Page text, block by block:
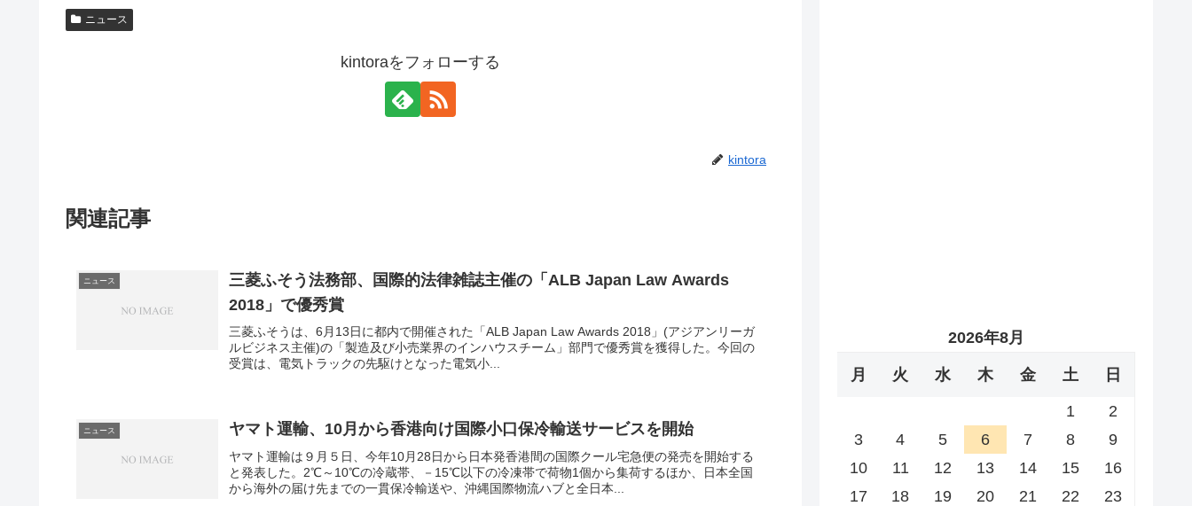
ニュース
kintoraをフォローする
kintora
関連記事
ニュース
三菱ふそう法務部、国際的法律雑誌主催の「ALB Japan Law Awards
2018」で優秀賞
三菱ふそうは、6月13日に都内で開催された「ALB Japan Law Awards 2018」(アジアンリーガ
ルビジネス主催)の「製造及び小売業界のインハウスチーム」部門で優秀賞を獲得した。今回の
受賞は、電気トラックの先駆けとなった電気小...
ニュース ヤマト運輸、10月から香港向け国際小口保冷輸送サービスを開始
ヤマト運輸は９月５日、今年10月28日から日本発香港間の国際クール宅急便の発売を開始する
と発表した。2℃～10℃の冷蔵帯、－15℃以下の冷凍帯で荷物1個から集荷するほか、日本全国
から海外の届け先までの一貫保冷輸送や、沖縄国際物流ハブと全日本...
2026年8月
月 火 水 木 金 土 日
1
2
3
4 5 6 7 8
9
10
11 12 13 14 15
16
17
18 19 20 21 22
23